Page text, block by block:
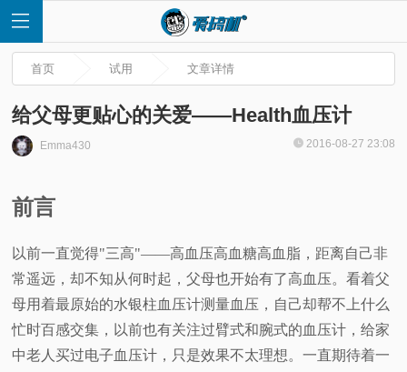
页
快
讯
评
首页 试用 文章详情
给父母更贴心的关爱——Health血压计
Emma430 2016-08-27 23:08
前言
以前一直觉得"三高"——高血压高血糖高血脂，距离自己非
常遥远，却不知从何时起，父母也开始有了高血压。看着父
母用着最原始的水银柱血压计测量血压，自己却帮不上什么
忙时百感交集，以前也有关注过臂式和腕式的血压计，给家
中老人买过电子血压计，只是效果不太理想。一直期待着一